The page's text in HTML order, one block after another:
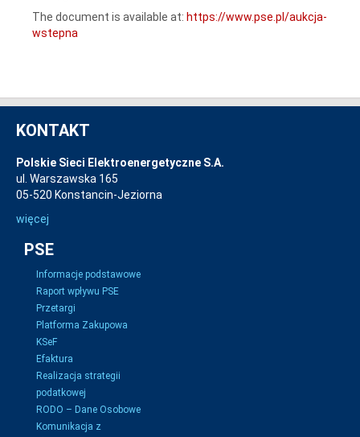
The document is available at: https://www.pse.pl/aukcja-
wstepna
KONTAKT
Polskie Sieci Elektroenergetyczne S.A.
ul. Warszawska 165
05-520 Konstancin-Jeziorna
więcej
PSE
Informacje podstawowe
Raport wpływu PSE
Przetargi
Platforma Zakupowa
KSeF
Efaktura
Realizacja strategii
podatkowej
RODO – Dane Osobowe
Komunikacja z